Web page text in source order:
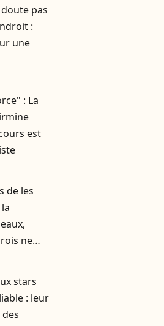
pas
:
une
: La
est
de les
ne
stars
: leur